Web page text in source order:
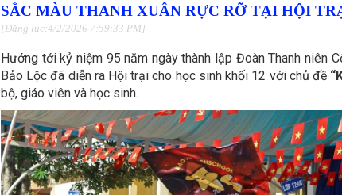
SẮC MÀU THANH XUÂN RỰC RỠ TẠI HỘI
[Đăng lúc:4/2/2026 7:59:33 PM]
Hướng tới kỷ niệm 95 năm ngày thành lập Đoàn Thanh
Bảo Lộc đã diễn ra Hội trại cho học sinh khối 12 với chủ đề
bộ, giáo viên và học sinh.